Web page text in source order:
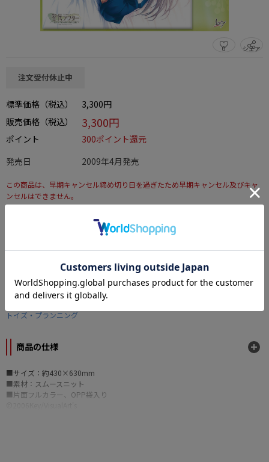
0 シェア
この商品をシェアする
注文受付休止中
標準価格（税込）
3,300円
販売価格（税込）
3,300円
ポイント
300ポイント還元
発売日
2009年4月発売
この商品は、早期キャンセル締め切り日を過ぎたため早期キャンセル及びキャ
ンセルはできません。
月々1,100円から。分割手数料無料
智代アフター ～It's a Wonderful Life～/CLANNAD
トイズ・プランニング
商品の仕様
■サイズ：約430×630mm
■素材：スムースニット
■片面フルカラー、OPP袋入り